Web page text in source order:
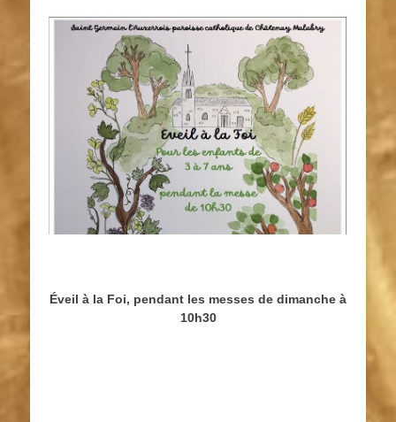
Éveil à la Foi, pendant les messes de dimanche à
10h30